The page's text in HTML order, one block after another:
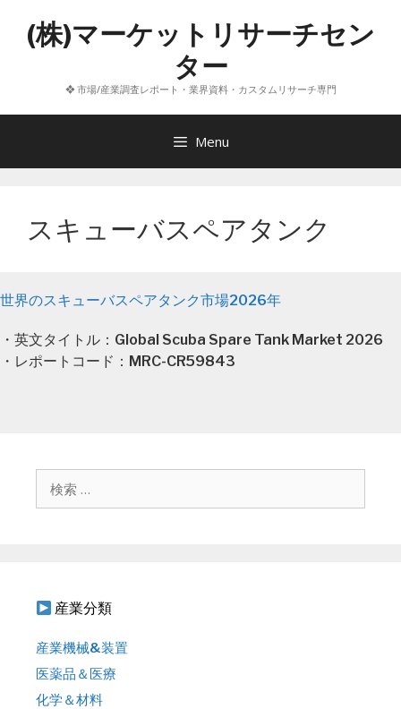
へ
(株)マーケットリサーチセン
ター
❖ 市場/産業調査レポート・業界資料・カスタムリサーチ専門
Menu
スキューバスペアタンク
世界のスキューバスペアタンク市場2026年
・英文タイトル：Global Scuba Spare Tank Market 2026
・レポートコード：MRC-CR59843
産業分類
産業機械&装置
医薬品＆医療
化学＆材料